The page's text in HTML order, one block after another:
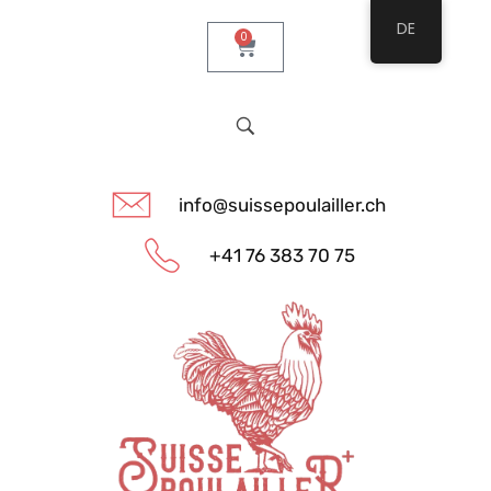
0
info@suissepoulailler.ch
+41 76 383 70 75
DE